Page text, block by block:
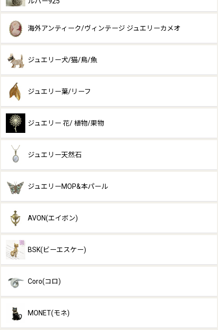
海外アンティーク/ヴィンテージ ジュエリーカメオ
ジュエリー犬/猫/鳥/魚
ジュエリー葉/リーフ
ジュエリー 花/ 植物/果物
ジュエリー天然石
ジュエリーMOP&本パール
AVON(エイボン)
BSK(ビーエスケー)
Coro(コロ)
MONET(モネ)